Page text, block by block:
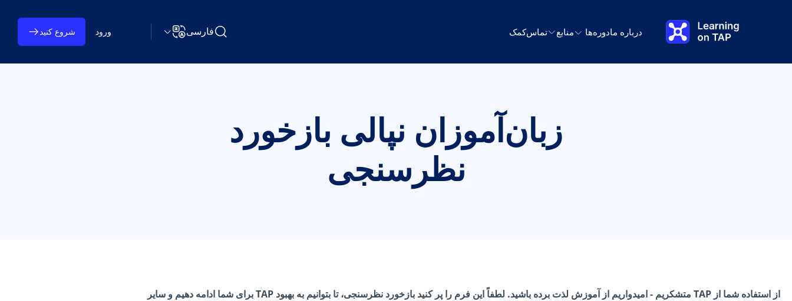
درباره مادوره‌ها منابع تماسکمک جستجو Learning on TAPفارسیتغییر زبان ورود شروع کنید
زبان‌آموزان نپالی بازخورد
نظرسنجی
از استفاده شما از TAP متشکریم - امیدواریم از آموزش لذت برده باشید. لطفاً این فرم را پر کنید بازخورد نظرسنجی، تا بتوانیم به بهبود TAP برای شما ادامه دهیم و سایر